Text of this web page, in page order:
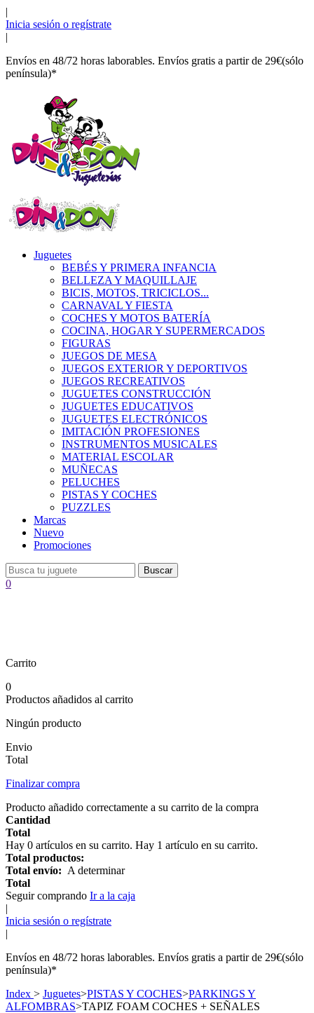
|
Inicia sesión o regístrate
|
Envíos en 48/72 horas laborables. Envíos gratis a partir de 29€(sólo
península)*
Juguetes
BEBÉS Y PRIMERA INFANCIA
BELLEZA Y MAQUILLAJE
BICIS, MOTOS, TRICICLOS...
CARNAVAL Y FIESTA
COCHES Y MOTOS BATERÍA
COCINA, HOGAR Y SUPERMERCADOS
FIGURAS
JUEGOS DE MESA
JUEGOS EXTERIOR Y DEPORTIVOS
JUEGOS RECREATIVOS
JUGUETES CONSTRUCCIÓN
JUGUETES EDUCATIVOS
JUGUETES ELECTRÓNICOS
IMITACIÓN PROFESIONES
INSTRUMENTOS MUSICALES
MATERIAL ESCOLAR
MUÑECAS
PELUCHES
PISTAS Y COCHES
PUZZLES
Marcas
Nuevo
Promociones
Buscar
0
Carrito
0
Productos añadidos al carrito
Ningún producto
Envio
Total
Finalizar compra
Producto añadido correctamente a su carrito de la compra
Cantidad
Total
Hay 0 artículos en su carrito. Hay 1 artículo en su carrito.
Total productos:
Total envío: A determinar
Total
Seguir comprando Ir a la caja
|
Inicia sesión o regístrate
|
Envíos en 48/72 horas laborables. Envíos gratis a partir de 29€(sólo
península)*
Index > Juguetes>PISTAS Y COCHES>PARKINGS Y
ALFOMBRAS>TAPIZ FOAM COCHES + SEÑALES